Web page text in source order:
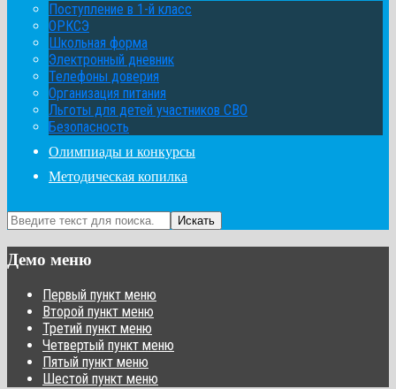
Поступление в 1-й класс
ОРКСЭ
Школьная форма
Электронный дневник
Телефоны доверия
Организация питания
Льготы для детей участников СВО
Безопасность
Олимпиады и конкурсы
Методическая копилка
Искать
Демо меню
Первый пункт меню
Второй пункт меню
Третий пункт меню
Четвертый пункт меню
Пятый пункт меню
Шестой пункт меню